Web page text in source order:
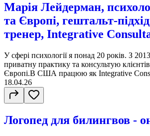
Марія Лейдерман,
та Європі, гештальт-
тренер, Integrative
У сфері психології я понад 20 років. З
приватну практику та консультую
Європі.В США працюю як Integrative
18.04.26
Логопед для билингвов -